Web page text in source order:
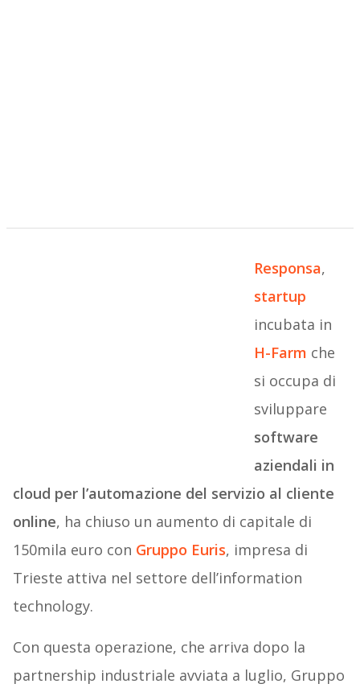
Responsa,
startup
incubata in
H-Farm che
si occupa di
sviluppare
software
aziendali in
cloud per l’automazione del servizio al cliente
online, ha chiuso un aumento di capitale di
150mila euro con Gruppo Euris, impresa di
Trieste attiva nel settore dell’information
technology.
Con questa operazione, che arriva dopo la
partnership industriale avviata a luglio, Gruppo